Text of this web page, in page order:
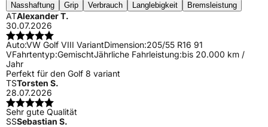
Nasshaftung
Grip Verbrauch Langlebigkeit Bremsleistung
ATAlexander T.
30.07.2026
Auto:VW Golf VIII VariantDimension:205/55 R16 91
VFahrtentyp:GemischtJährliche Fahrleistung:bis 20.000 km /
Jahr
Perfekt für den Golf 8 variant
TSTorsten S.
28.07.2026
Sehr gute Qualität
SSSebastian S.